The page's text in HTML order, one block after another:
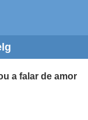
a falar de amor